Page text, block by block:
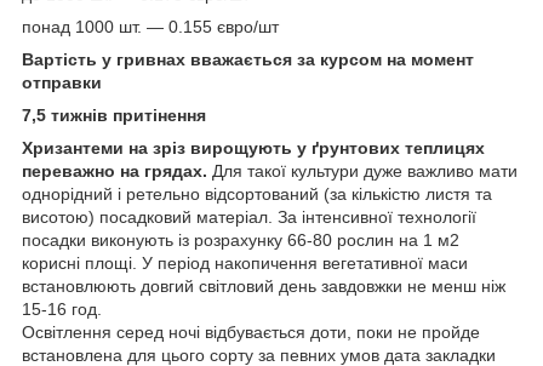
понад 1000 шт. ― 0.155 євро/шт
Вартість у гривнах вважається за курсом на момент
отправки
7,5 тижнів притінення
Хризантеми на зріз вирощують у ґрунтових теплицях
переважно на грядах. Для такої культури дуже важливо мати
однорідний і ретельно відсортований (за кількістю листя та
висотою) посадковий матеріал. За інтенсивної технології
посадки виконують із розрахунку 66-80 рослин на 1 м2
корисні площі. У період накопичення вегетативної маси
встановлюють довгий світловий день завдовжки не менш ніж
15-16 год.
Освітлення серед ночі відбувається доти, поки не пройде
встановлена для цього сорту за певних умов дата закладки